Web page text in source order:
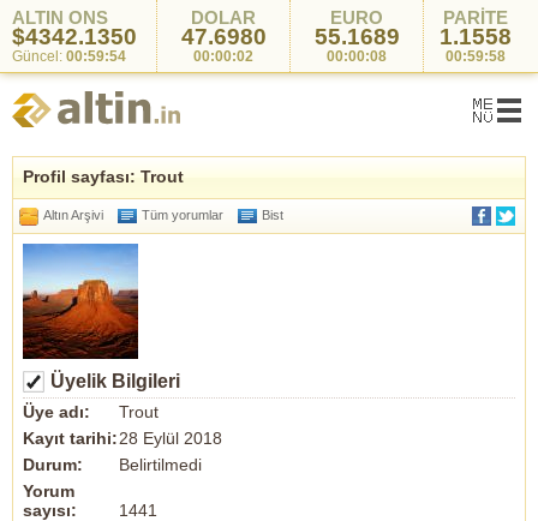
ALTIN ONS
$4342.1350
Güncel: 00:59:54
DOLAR
47.6980
00:00:02
EURO
55.1689
00:00:08
PARİTE
1.1558
00:59:58
Profil sayfası: Trout
Altın Arşivi Tüm yorumlar Bist
Üyelik Bilgileri
Üye adı:
Trout
Kayıt tarihi:28 Eylül 2018
Durum:
Belirtilmedi
Yorum
sayısı:
1441